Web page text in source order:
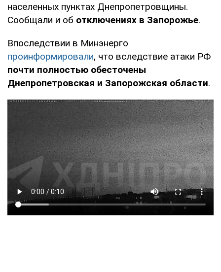
населенных пунктах Днепропетровщины.
Сообщали и об отключениях в Запорожье.
Впоследствии в Минэнерго
проинформировали, что вследствие атаки РФ
почти полностью обесточены
Днепропетровская и Запорожская области.